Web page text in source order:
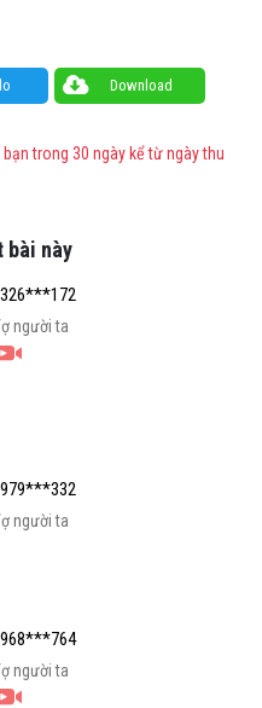
Download
trong 30 ngày kể từ ngày thu
bài này
người ta
người ta
người ta